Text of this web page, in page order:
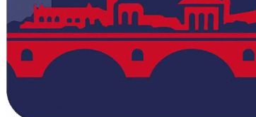
réactif et à
votre